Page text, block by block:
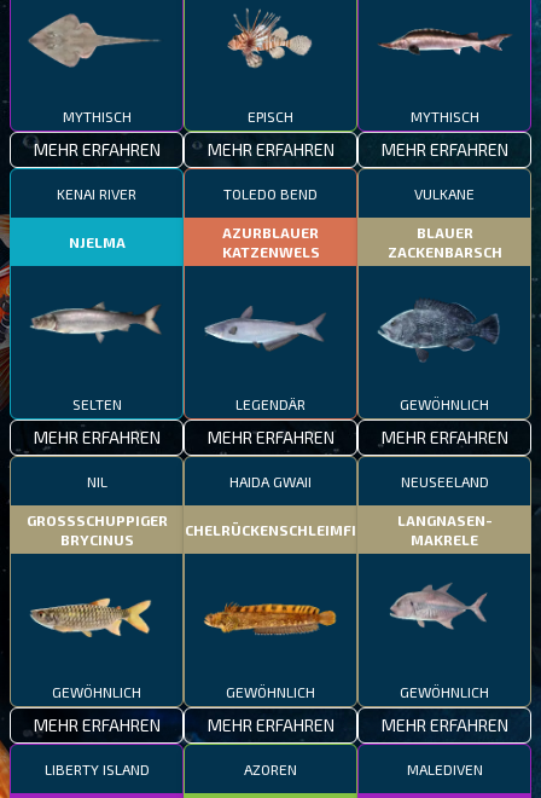
MYTHISCH
MEHR ERFAHREN
EPISCH
MEHR ERFAHREN
MYTHISCH
MEHR ERFAHREN
KENAI RIVER
NJELMA
SELTEN
MEHR ERFAHREN
TOLEDO BEND
AZURBLAUER
KATZENWELS
LEGENDÄR
MEHR ERFAHREN
VULKANE
BLAUER
ZACKENBARSCH
GEWÖHNLICH
MEHR ERFAHREN
NIL
GROSSSCHUPPIGER
BRYCINUS
GEWÖHNLICH
MEHR ERFAHREN
HAIDA GWAII
STACHELRÜCKENSCHLEIMFISCH
GEWÖHNLICH
MEHR ERFAHREN
NEUSEELAND
LANGNASEN-
MAKRELE
GEWÖHNLICH
MEHR ERFAHREN
LIBERTY ISLAND AZOREN MALEDIVEN